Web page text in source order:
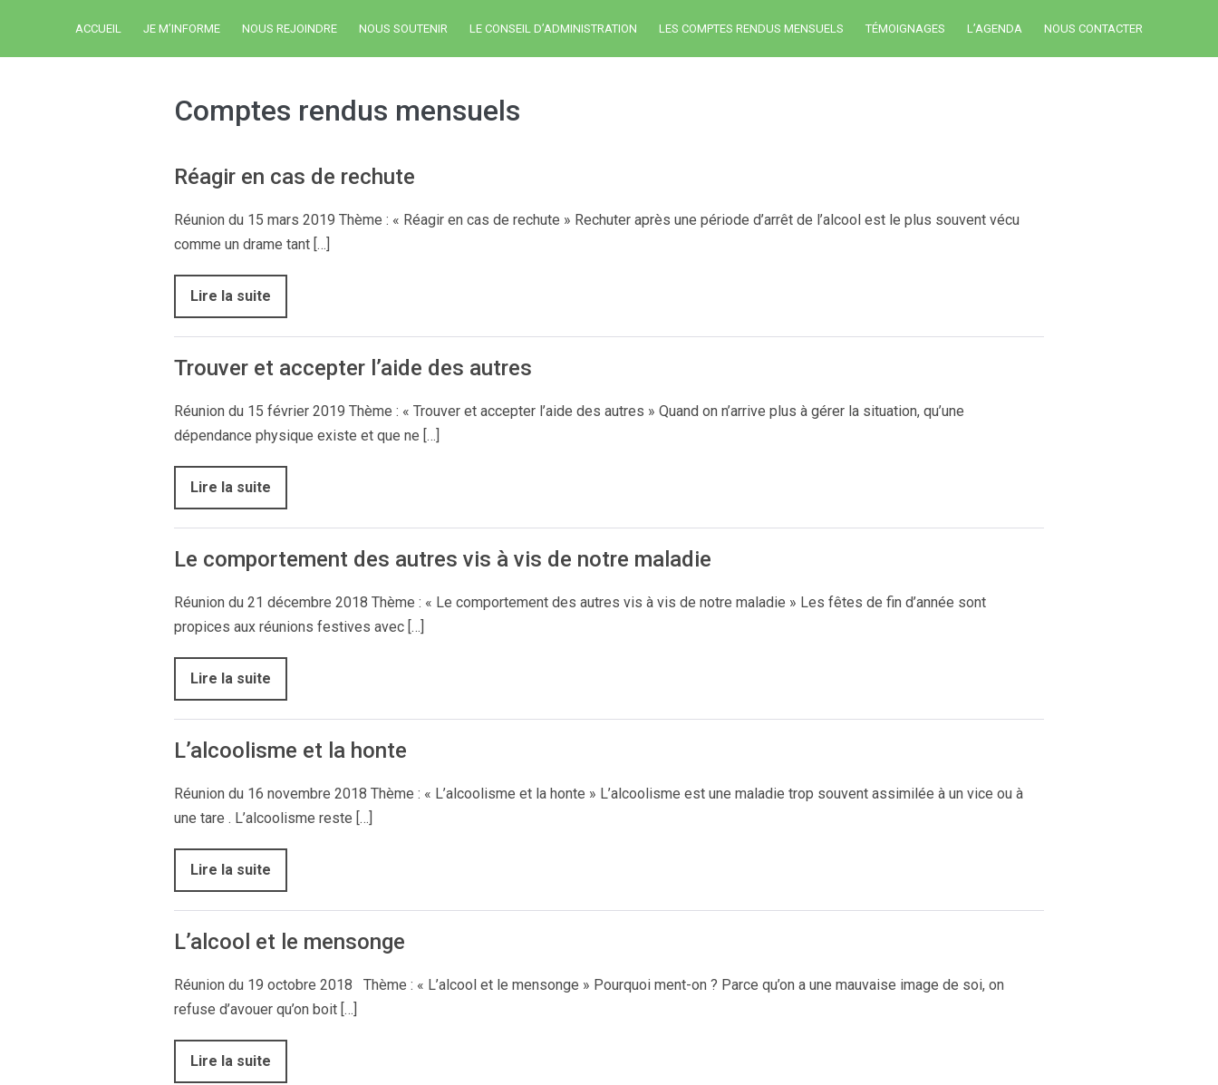
ACCUEIL JE M’INFORME NOUS REJOINDRE NOUS SOUTENIR LE CONSEIL D’ADMINISTRATION LES COMPTES RENDUS MENSUELS TÉMOIGNAGES L’AGENDA NOUS CONTACTER
Comptes rendus mensuels
Réagir en cas de rechute
Réunion du 15 mars 2019 Thème : « Réagir en cas de rechute » Rechuter après une période d’arrêt de l’alcool est le plus souvent vécu
comme un drame tant […]
Lire la suite
Trouver et accepter l’aide des autres
Réunion du 15 février 2019 Thème : « Trouver et accepter l’aide des autres » Quand on n’arrive plus à gérer la situation, qu’une
dépendance physique existe et que ne […]
Lire la suite
Le comportement des autres vis à vis de notre maladie
Réunion du 21 décembre 2018 Thème : « Le comportement des autres vis à vis de notre maladie » Les fêtes de fin d’année sont
propices aux réunions festives avec […]
Lire la suite
L’alcoolisme et la honte
Réunion du 16 novembre 2018 Thème : « L’alcoolisme et la honte » L’alcoolisme est une maladie trop souvent assimilée à un vice ou à
une tare . L’alcoolisme reste […]
Lire la suite
L’alcool et le mensonge
Réunion du 19 octobre 2018 Thème : « L’alcool et le mensonge » Pourquoi ment-on ? Parce qu’on a une mauvaise image de soi, on
refuse d’avouer qu’on boit […]
Lire la suite